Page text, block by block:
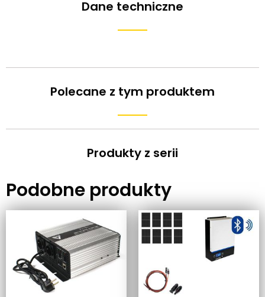
Dane techniczne
Polecane z tym produktem
Produkty z serii
Podobne produkty